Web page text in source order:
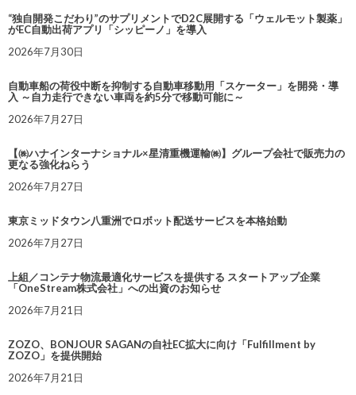
“独自開発こだわり”のサプリメントでD2C展開する「ウェルモット製薬」
がEC自動出荷アプリ「シッピーノ」を導入
2026年7月30日
自動車船の荷役中断を抑制する自動車移動用「スケーター」を開発・導
入 ～自力走行できない車両を約5分で移動可能に～
2026年7月27日
【㈱ハナインターナショナル×星清重機運輸㈱】グループ会社で販売力の
更なる強化ねらう
2026年7月27日
東京ミッドタウン八重洲でロボット配送サービスを本格始動
2026年7月27日
上組／コンテナ物流最適化サービスを提供する スタートアップ企業
「OneStream株式会社」への出資のお知らせ
2026年7月21日
ZOZO、BONJOUR SAGANの自社EC拡大に向け「Fulfillment by
ZOZO」を提供開始
2026年7月21日